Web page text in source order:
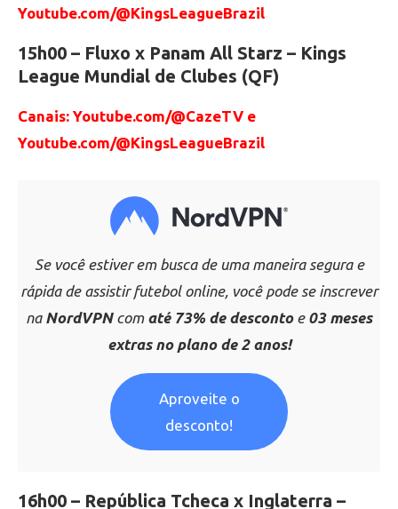
Youtube.com/@KingsLeagueBrazil
15h00 – Fluxo x Panam All Starz – Kings
League Mundial de Clubes (QF)
Canais: Youtube.com/@CazeTV e
Youtube.com/@KingsLeagueBrazil
Se você estiver em busca de uma maneira segura e
rápida de assistir futebol online, você pode se inscrever
na NordVPNcom até 73% de descontoe 03 meses
extras no plano de 2 anos!
Aproveite o
desconto!
16h00 – República Tcheca x Inglaterra –